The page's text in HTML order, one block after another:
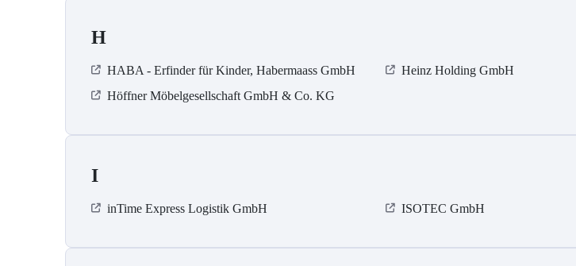
H
HABA - Erfinder für Kinder, Habermaass GmbH Heinz Holding GmbH
Höffner Möbelgesellschaft GmbH & Co. KG
I
inTime Express Logistik GmbH ISOTEC GmbH